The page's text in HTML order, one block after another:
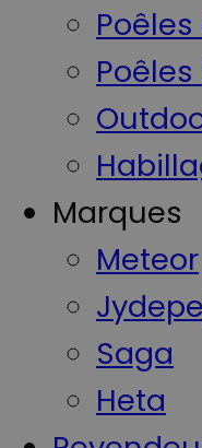
Marques
Meteor
Saga
Heta